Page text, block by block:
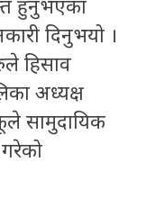
हुनुभएका
दिनुभयो ।
हिसाव
अध्यक्ष
सामुदायिक